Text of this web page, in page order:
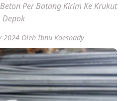
Per Batang Kirim Ke Krukut
Depok
2024 Oleh Ibnu Koesnady